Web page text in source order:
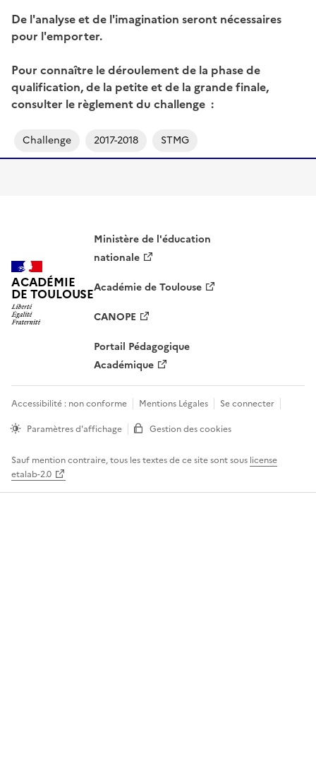
De l'analyse et de l'imagination seront nécessaires
pour l'emporter.
Pour connaître le déroulement de la phase de
qualification, de la petite et de la grande finale,
consulter le règlement du challenge :
Challenge 2017-2018 STMG
ACADÉMIE
DE TOULOUSE
Ministère de l'éducation
nationale
Académie de Toulouse
CANOPE
Portail Pédagogique
Académique
Accessibilité : non conforme Mentions Légales
Se connecter
Paramètres d'affichage
Gestion des cookies
Sauf mention contraire, tous les textes de ce site sont sous license
etalab-2.0